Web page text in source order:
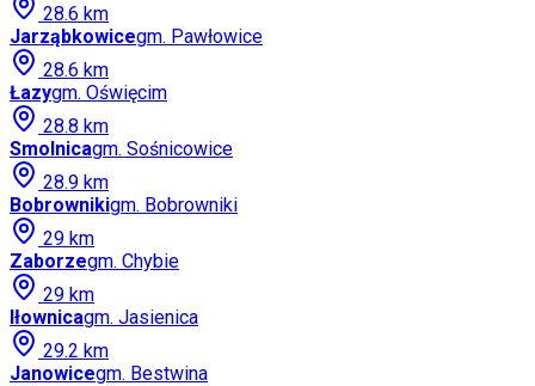
28.6 km
Jarząbkowicegm. Pawłowice
28.6 km
Łazygm. Oświęcim
28.8 km
Smolnicagm. Sośnicowice
28.9 km
Bobrownikigm. Bobrowniki
29 km
Zaborzegm. Chybie
29 km
Iłownicagm. Jasienica
29.2 km
Janowicegm. Bestwina